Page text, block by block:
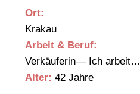
Ort:
Krakau
Arbeit & Beruf:
Verkäuferin— Ich arbeit…
Alter: 42 Jahre